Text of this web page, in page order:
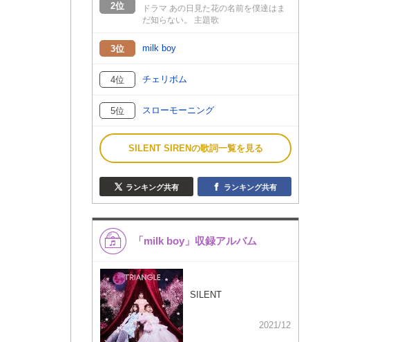
2位
ドラマ あの日見た花の名前を僕達はま
だ知らない。 主題歌
3位 milk boy
4位 チェリボム
5位 スローモーニング
SILENT SIRENの歌詞一覧を見る
ランキング共有 ランキング共有
「milk boy」収録アルバム
SILENT
2021/12